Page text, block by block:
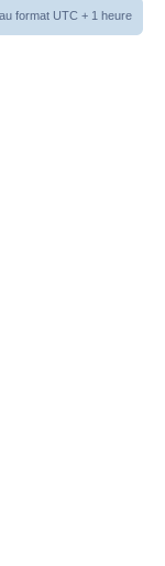
format UTC + 1 heure